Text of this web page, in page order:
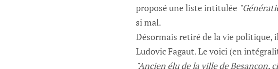
proposé une liste intitulée
si mal.
Désormais retiré de la vie politique,
Ludovic Fagaut. Le voici (en
"Ancien élu de la ville de Besançon,